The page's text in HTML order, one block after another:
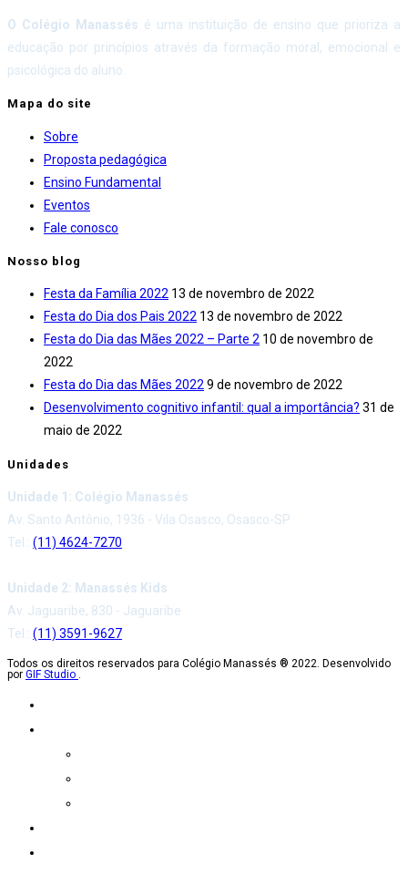
O Colégio Manassés é uma instituição de ensino que prioriza a
educação por princípios através da formação moral, emocional e
psicológica do aluno.
Mapa do site
Sobre
Proposta pedagógica
Ensino Fundamental
Eventos
Fale conosco
Nosso blog
Festa da Família 2022 13 de novembro de 2022
Festa do Dia dos Pais 2022 13 de novembro de 2022
Festa do Dia das Mães 2022 – Parte 2 10 de novembro de
2022
Festa do Dia das Mães 20229 de novembro de 2022
Desenvolvimento cognitivo infantil: qual a importância? 31 de
maio de 2022
Unidades
Unidade 1: Colégio Manassés
Av. Santo Antônio, 1936 - Vila Osasco, Osasco-SP
Tel.: (11) 4624-7270
Unidade 2: Manassés Kids
Av. Jaguaribe, 830 - Jaguaribe
Tel.: (11) 3591-9627
Todos os direitos reservados para Colégio Manassés ® 2022. Desenvolvido
por GIF Studio .